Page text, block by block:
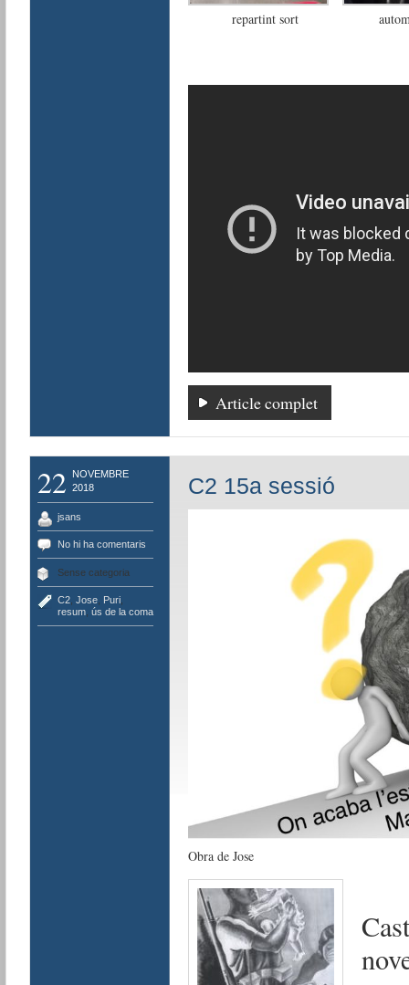
repartint sort
Article complet
22
NOVEMBRE
2018
jsans
No hi ha comentaris
Sense categoria
C2, Jose, Puri,
resum, ús de la coma
C2 15a sessió
Obra de Jose